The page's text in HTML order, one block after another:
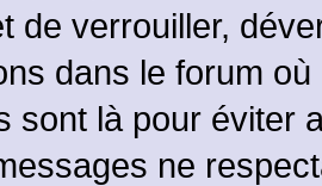
de verrouiller,
dans le forum
sont là pour éviter
ne